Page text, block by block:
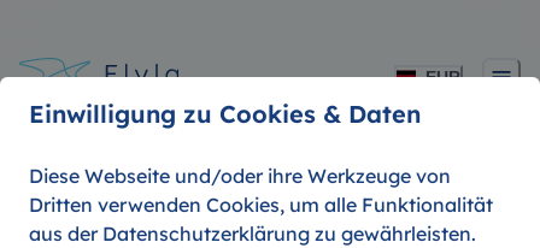
EUR
Einwilligung zu Cookies & Daten
Diese Webseite und/oder ihre Werkzeuge von
Dritten verwenden Cookies, um alle Funktionalität
aus der Datenschutzerklärung zu gewährleisten.